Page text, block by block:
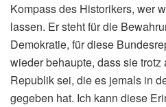
Kompass des Historikers, wer
lassen. Er steht für die
Demokratie, für diese
wieder behaupte, dass sie
Republik sei, die es jemals in
gegeben hat. Ich kann diese